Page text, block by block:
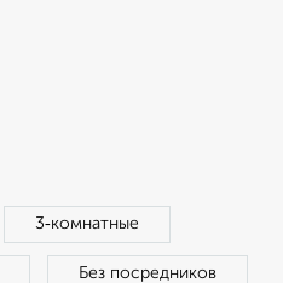
3‑комнатные
Без посредников